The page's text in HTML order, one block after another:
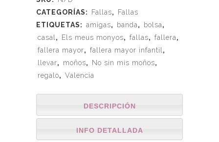
CATEGORÍAS:
Fallas,
Fallas
ETIQUETAS: amigas, banda, bolsa,
casal , Els meus monyos, fallas, fallera,
fallera mayor, fallera mayor infantil ,
llevar, moños, No sin mis moños,
regalo, Valencia
DESCRIPCIÓN
INFO DETALLADA